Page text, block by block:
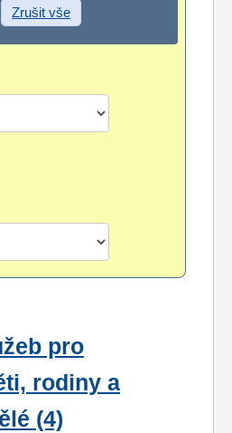
Zrušit vše
pro
rodiny a
(4)